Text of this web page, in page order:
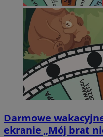
Darmowe
ekranie „Mój brat